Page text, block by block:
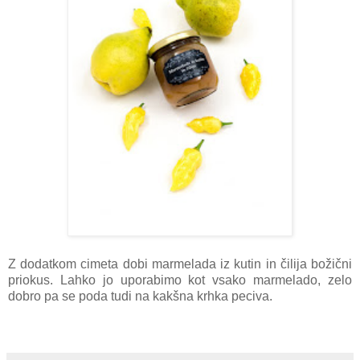
Z dodatkom cimeta dobi marmelada iz kutin in čilija božični
priokus. Lahko jo uporabimo kot vsako marmelado, zelo
dobro pa se poda tudi na kakšna krhka peciva.